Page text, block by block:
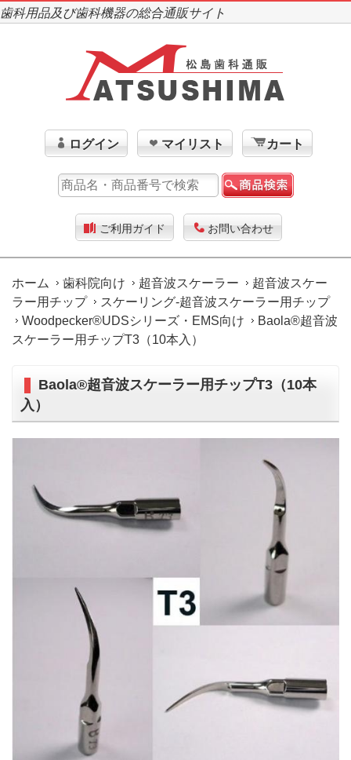
歯科用品及び歯科機器の総合通販サイト
ログイン マイリスト カート
ご利用ガイド お問い合わせ
ホーム 歯科院向け 超音波スケーラー
超音波スケー
ラー用チップ
スケーリング-超音波スケーラー用チップ
Woodpecker®UDSシリーズ・EMS向け
Baola®超音波
スケーラー用チップT3（10本入）
Baola®超音波スケーラー用チップT3（10本
入）